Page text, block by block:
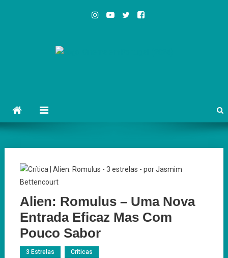
Alien: Romulus – Uma Nova
Entrada Eficaz Mas Com
Pouco Sabor
3 Estrelas Críticas